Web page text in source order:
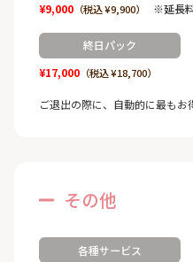
¥9,000（税込 ¥9,900） ※延長
終日パック
¥17,000（税込 ¥18,700）
ご退出の際に、自動的に最もお
その他
各種サービス